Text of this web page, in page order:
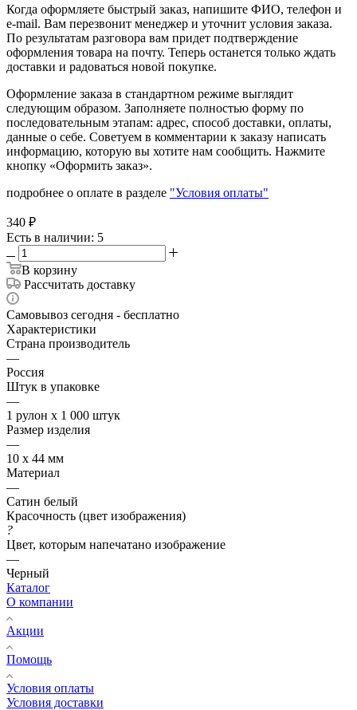
Когда оформляете быстрый заказ, напишите ФИО, телефон и
e-mail. Вам перезвонит менеджер и уточнит условия заказа.
По результатам разговора вам придет подтверждение
оформления товара на почту. Теперь останется только ждать
доставки и радоваться новой покупке.
Оформление заказа в стандартном режиме выглядит
следующим образом. Заполняете полностью форму по
последовательным этапам: адрес, способ доставки, оплаты,
данные о себе. Советуем в комментарии к заказу написать
информацию, которую вы хотите нам сообщить. Нажмите
кнопку «Оформить заказ».
подробнее о оплате в разделе "Условия оплаты"
340 ₽
Есть в наличии: 5
В корзину
Рассчитать доставку
Самовывоз сегодня - бесплатно
Характеристики
Страна производитель
—
Россия
Штук в упаковке
—
1 рулон х 1 000 штук
Размер изделия
—
10 х 44 мм
Материал
—
Сатин белый
Красочность (цвет изображения)
?
Цвет, которым напечатано изображение
—
Черный
Каталог
О компании
Акции
Помощь
Условия оплаты
Условия доставки